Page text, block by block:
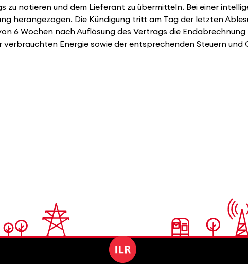
zu notieren und dem Lieferant zu übermitteln. Bei einer
herangezogen. Die Kündigung tritt am Tag der letzten
6 Wochen nach Auflösung des Vertrags die Endabrechnung
verbrauchten Energie sowie der entsprechenden Steuern